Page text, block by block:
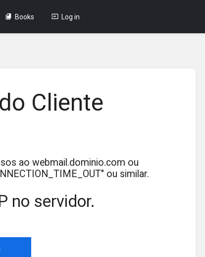
Books Log in
Cliente
ao webmail.dominio.com ou
ou similar.
no servidor.